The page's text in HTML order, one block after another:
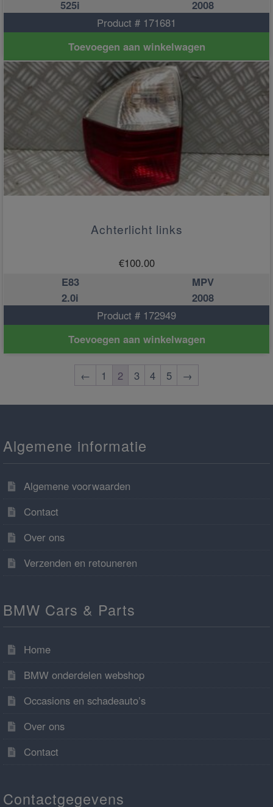
525i
2008
Product # 171681
Toevoegen aan winkelwagen
Achterlicht links
€100.00
E83
MPV
2.0i
2008
Product # 172949
Toevoegen aan winkelwagen
← 1 2 3 4 5 →
Algemene informatie
Algemene voorwaarden
Contact
Over ons
Verzenden en retouneren
BMW Cars & Parts
Home
BMW onderdelen webshop
Occasions en schadeauto’s
Over ons
Contact
Contactgegevens